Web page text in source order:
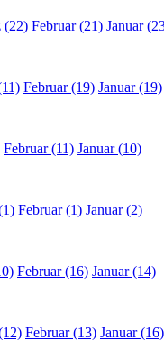
(22) Februar (21) Januar
Februar (19) Januar (19)
Februar (11) Januar (10)
Februar (1) Januar (2)
Februar (16) Januar (14)
Februar (13) Januar (16)